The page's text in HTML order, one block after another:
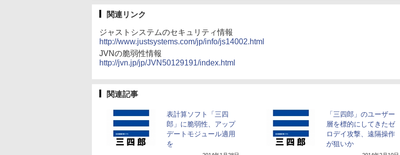
関連リンク
ジャストシステムのセキュリティ情報
http://www.justsystems.com/jp/info/js14002.html
JVNの脆弱性情報
http://jvn.jp/jp/JVN50129191/index.html
関連記事
表計算ソフト「三四
郎」に脆弱性、アップ
デートモジュール適用
を
「三四郎」のユーザー
層を標的にしてきたゼ
ロデイ攻撃、遠隔操作
が狙いか